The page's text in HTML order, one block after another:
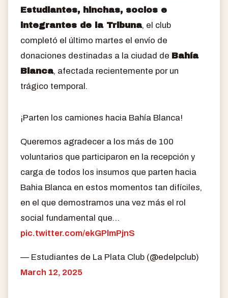
Estudiantes, hinchas, socios e
integrantes de la Tribuna, el club
completó el último martes el envío de
donaciones destinadas a la ciudad de Bahía
Blanca, afectada recientemente por un
trágico temporal.
¡Parten los camiones hacia Bahía Blanca!
Queremos agradecer a los más de 100
voluntarios que participaron en la recepción y
carga de todos los insumos que parten hacia
Bahia Blanca en estos momentos tan difíciles,
en el que demostramos una vez más el rol
social fundamental que…
pic.twitter.com/ekGPlmPjnS
— Estudiantes de La Plata Club (@edelpclub)
March 12, 2025